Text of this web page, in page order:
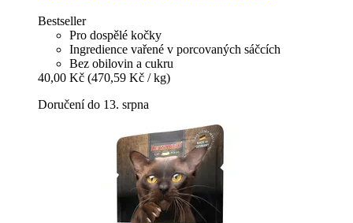
Bestseller
Pro dospělé kočky
Ingredience vařené v porcovaných sáčcích
Bez obilovin a cukru
40,00 Kč (470,59 Kč / kg)
Doručení do 13. srpna